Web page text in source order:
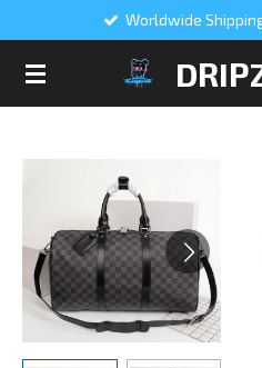
Worldwide